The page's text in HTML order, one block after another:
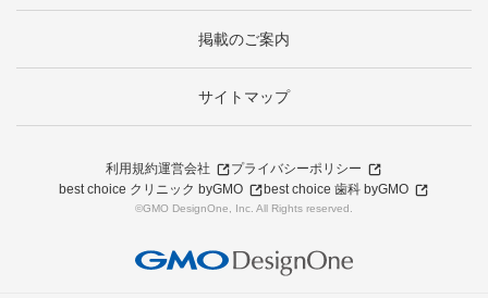
掲載のご案内
サイトマップ
利用規約運営会社
プライバシーポリシー
best choice クリニック byGMO
best choice 歯科 byGMO
©GMO DesignOne, Inc. All Rights reserved.